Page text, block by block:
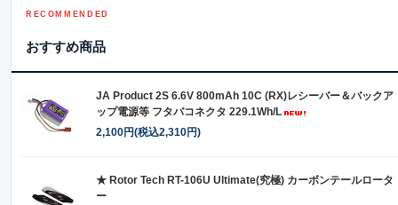
RECOMMENDED
おすすめ商品
JA Product 2S 6.6V 800mAh 10C (RX)レシーバー＆バックア
ップ電源等 フタバコネクタ 229.1Wh/L
2,100円(税込2,310円)
★ Rotor Tech RT-106U Ultimate(究極) カーボンテールロータ
ー